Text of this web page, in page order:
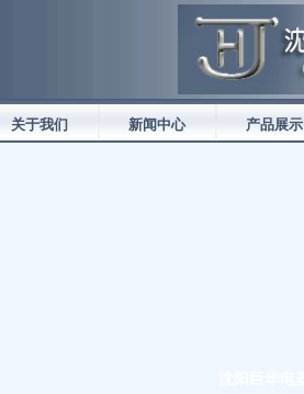
关于我们 新闻中心 产品展示